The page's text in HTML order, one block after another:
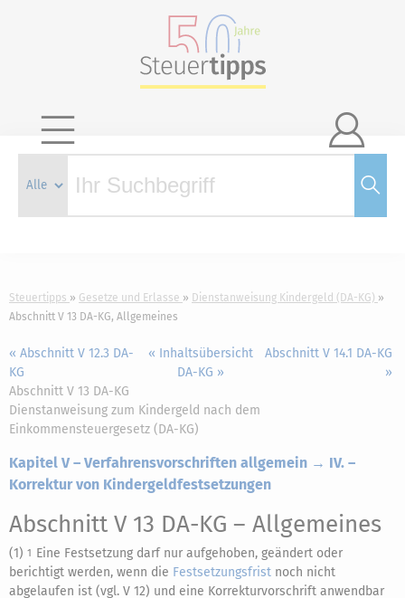

Steuertipps Gesetze und Erlasse
Dienstanweisung Kindergeld (DA-KG)
Abschnitt V 13 DA-KG, Allgemeines
« Abschnitt V 12.3 DA-
KG
« Inhaltsübersicht
DA-KG »
Abschnitt V 14.1 DA-KG
»
Abschnitt V 13 DA-KG
Dienstanweisung zum Kindergeld nach dem
Einkommensteuergesetz (DA-KG)
Kapitel V – Verfahrensvorschriften allgemein → IV. –
Korrektur von Kindergeldfestsetzungen
Abschnitt V 13 DA-KG – Allgemeines
(1) 1 Eine Festsetzung darf nur aufgehoben, geändert oder
berichtigt werden, wenn die Festsetzungsfrist noch nicht
abgelaufen ist (vgl. V 12) und eine Korrekturvorschrift anwendbar